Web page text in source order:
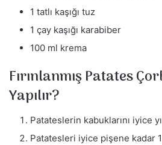
1 tatlı kaşığı tuz
1 çay kaşığı karabiber
100 ml krema
Fırınlanmış Patates
Yapılır?
Patateslerin kabuklarını iyice
Patatesleri iyice pişene kadar 1